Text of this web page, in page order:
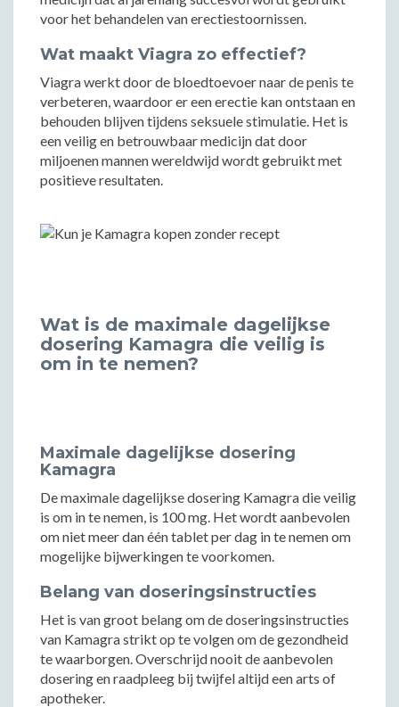
voor het behandelen van erectiestoornissen.
Wat maakt Viagra zo effectief?
Viagra werkt door de bloedtoevoer naar de penis te
verbeteren, waardoor er een erectie kan ontstaan en
behouden blijven tijdens seksuele stimulatie. Het is
een veilig en betrouwbaar medicijn dat door
miljoenen mannen wereldwijd wordt gebruikt met
positieve resultaten.
Wat is de maximale dagelijkse
dosering Kamagra die veilig is
om in te nemen?
Maximale dagelijkse dosering
Kamagra
De maximale dagelijkse dosering Kamagra die veilig
is om in te nemen, is 100 mg. Het wordt aanbevolen
om niet meer dan één tablet per dag in te nemen om
mogelijke bijwerkingen te voorkomen.
Belang van doseringsinstructies
Het is van groot belang om de doseringsinstructies
van Kamagra strikt op te volgen om de gezondheid
te waarborgen. Overschrijd nooit de aanbevolen
dosering en raadpleeg bij twijfel altijd een arts of
apotheker.